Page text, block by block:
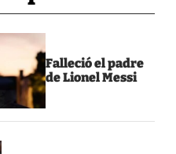
Falleció el padre
de Lionel Messi